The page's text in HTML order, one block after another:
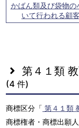
かばん類及び袋物
いて行われる顧
第４１類
(4 件)
商標区分「 第４１類
商標権者・商標出願